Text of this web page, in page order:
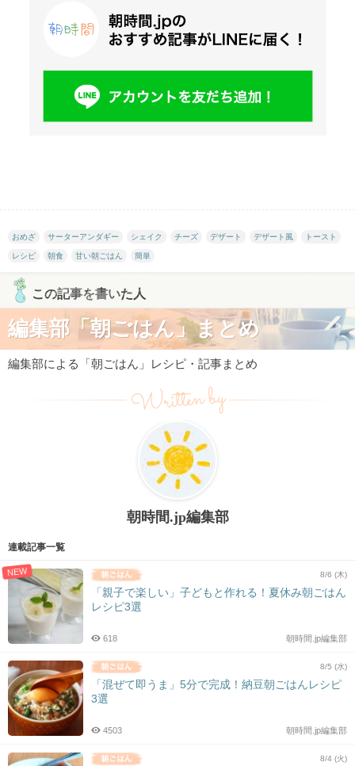
おめざ サーターアンダギー シェイク チーズ デザート デザート風 トースト
レシピ 朝食 甘い朝ごはん 簡単
この記事を書いた人
編集部「朝ごはん」まとめ
編集部による「朝ごはん」レシピ・記事まとめ
Written by
朝時間.jp編集部
連載記事一覧
NEW 8/6 (木)
「親子で楽しい」子どもと作れる！夏休み朝ごはん
レシピ3選
朝時間.jp編集部
618
8/5 (水)
「混ぜて即うま」5分で完成！納豆朝ごはんレシピ
3選
朝時間.jp編集部
4503
8/4 (火)